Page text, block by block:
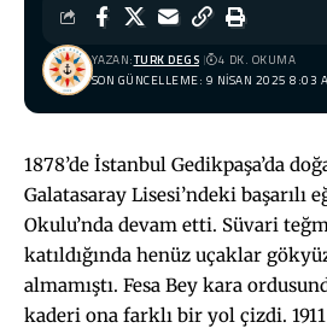
SON GÜNCELLEME: 9 NISAN 2025 8:03
YAZAN:TURK DEGS 4 DK. OKUMA
1878’de İstanbul Gedikpaşa’da
Galatasaray Lisesi’ndeki başarılı
Okulu’nda devam etti. Süvari
katıldığında henüz uçaklar
almamıştı. Fesa Bey kara
kaderi ona farklı bir yol çizdi. 1911